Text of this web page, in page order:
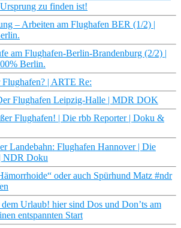
zu finden ist!
– Arbeiten am Flughafen BER (1/2) |
am Flughafen-Berlin-Brandenburg (2/2) |
Berlin.
| ARTE Re:
Flughafen Leipzig-Halle | MDR DOK
Flughafen! | Die rbb Reporter | Doku &
Landebahn: Flughafen Hannover | Die
NDR Doku
oder auch Spürhund Matz #ndr
Urlaub! hier sind Dos und Don’ts am
entspannten Start